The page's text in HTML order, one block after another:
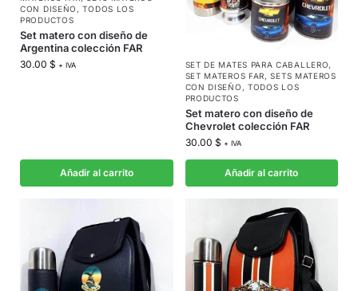
CON DISEÑO ,TODOS LOS
PRODUCTOS
Set matero con diseño de
Argentina colección FAR
30.00 $ + IVA
Añadir al carrito
SET DE MATES PARA CABALLERO,
SET MATEROS FAR,SETS MATEROS
CON DISEÑO , TODOS LOS
PRODUCTOS
Set matero con diseño de
Chevrolet colección FAR
30.00 $ + IVA
Añadir al carrito